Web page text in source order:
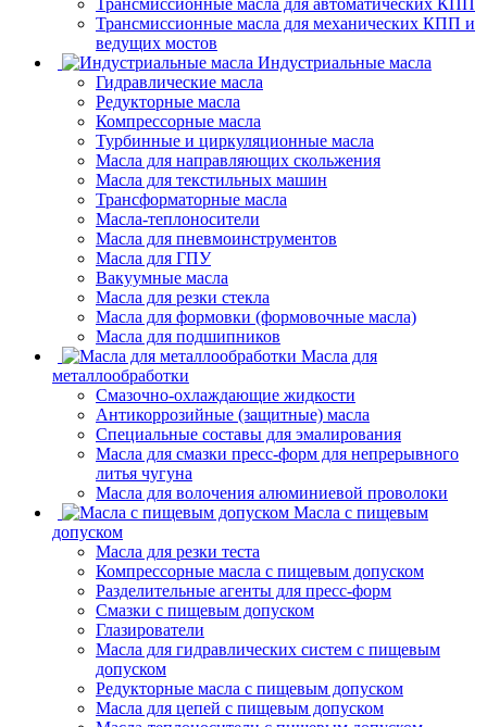
Трансмиссионные масла для механических КПП и
ведущих мостов
Индустриальные масла
Гидравлические масла
Редукторные масла
Компрессорные масла
Турбинные и циркуляционные масла
Масла для направляющих скольжения
Масла для текстильных машин
Трансформаторные масла
Масла-теплоносители
Масла для пневмоинструментов
Масла для ГПУ
Вакуумные масла
Масла для резки стекла
Масла для формовки (формовочные масла)
Масла для подшипников
Масла для
металлообработки
Смазочно-охлаждающие жидкости
Антикоррозийные (защитные) масла
Специальные составы для эмалирования
Масла для смазки пресс-форм для непрерывного
литья чугуна
Масла для волочения алюминиевой проволоки
Масла с пищевым
допуском
Масла для резки теста
Компрессорные масла с пищевым допуском
Разделительные агенты для пресс-форм
Смазки с пищевым допуском
Глазирователи
Масла для гидравлических систем с пищевым
допуском
Редукторные масла с пищевым допуском
Масла для цепей с пищевым допуском